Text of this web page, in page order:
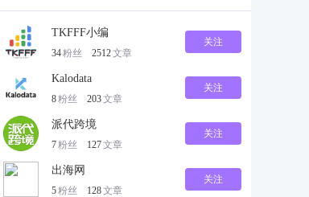
TKFFF小编
34粉丝 2512文章
关注
Kalodata
8粉丝 203文章
关注
派代跨境
7粉丝 127文章
关注
出海网
5粉丝 128文章
关注